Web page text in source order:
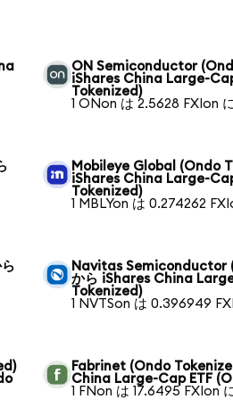
ON Semiconductor
iShares China Large-
Tokenized)
1 ONon は 2.5628 FXIon
Mobileye Global (Ondo
iShares China Large-
Tokenized)
1 MBLYon は 0.274262
Navitas Semiconductor
から iShares China
Tokenized)
1 NVTSon は 0.396949
Fabrinet (Ondo
China Large-Cap ETF
1 FNon は 17.6495 FXIon